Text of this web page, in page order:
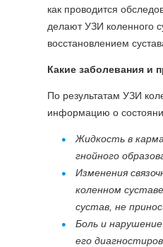
как проводится
делают УЗИ коленного
восстановлением
Какие заболевания и
По результатам УЗИ
информацию о
Жидкость в
гнойного
Изменения
коленном
сустав, не
Боль и
его